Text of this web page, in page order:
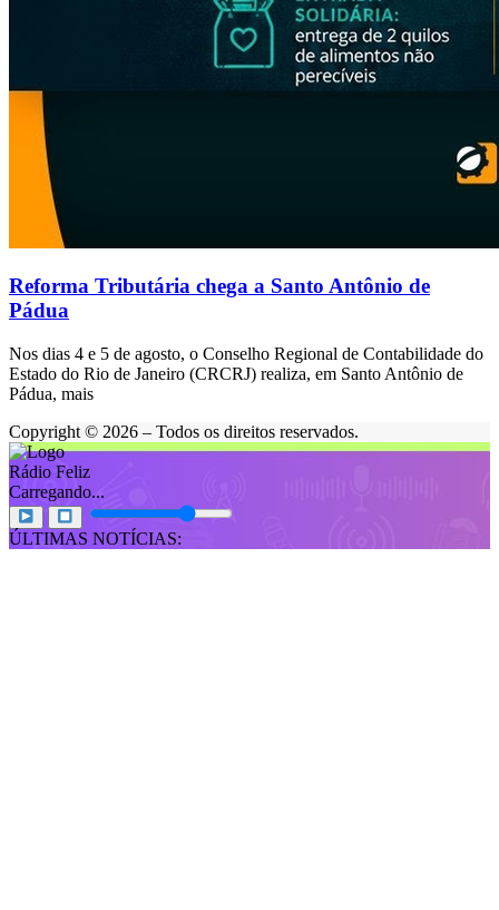
Reforma Tributária chega a Santo Antônio de
Pádua
Nos dias 4 e 5 de agosto, o Conselho Regional de Contabilidade do
Estado do Rio de Janeiro (CRCRJ) realiza, em Santo Antônio de
Pádua, mais
Copyright © 2026 – Todos os direitos reservados.
Rádio Feliz
Carregando...
ÚLTIMAS NOTÍCIAS: